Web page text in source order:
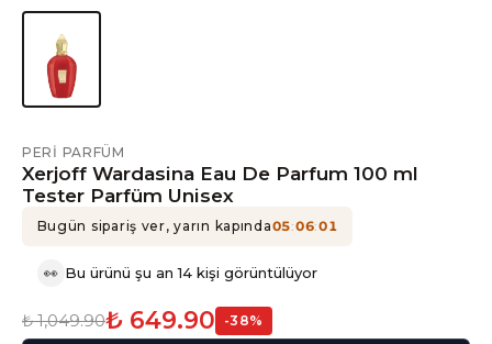
PERI PARFÜM
Xerjoff Wardasina Eau De Parfum 100 ml
Tester Parfüm Unisex
Bugün sipariş ver, yarın kapında05:06:01
👀 Bu ürünü şu an 14 kişi görüntülüyor
₺ 1,049.90₺ 649.90 -38%